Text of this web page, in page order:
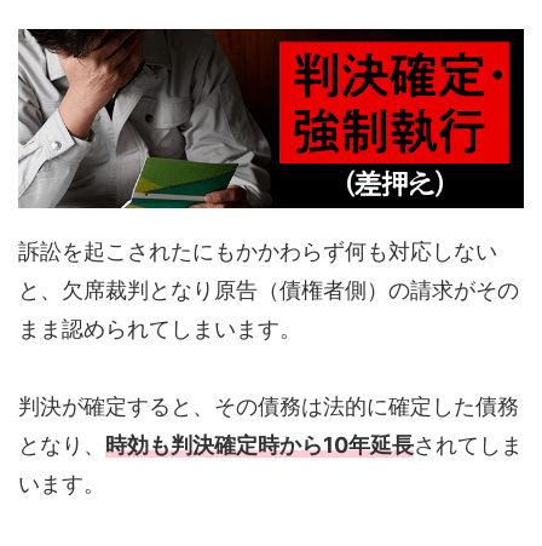
訴訟を起こされたにもかかわらず何も対応しない
と、欠席裁判となり原告（債権者側）の請求がその
まま認められてしまいます。
判決が確定すると、その債務は法的に確定した債務
となり、 時効も判決確定時から10年延長されてしま
います。